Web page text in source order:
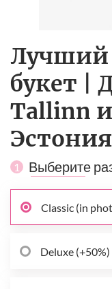
Лучший
букет |
Tallinn
Эстония
1 Выберите
Classic (in
Deluxe (+50%)